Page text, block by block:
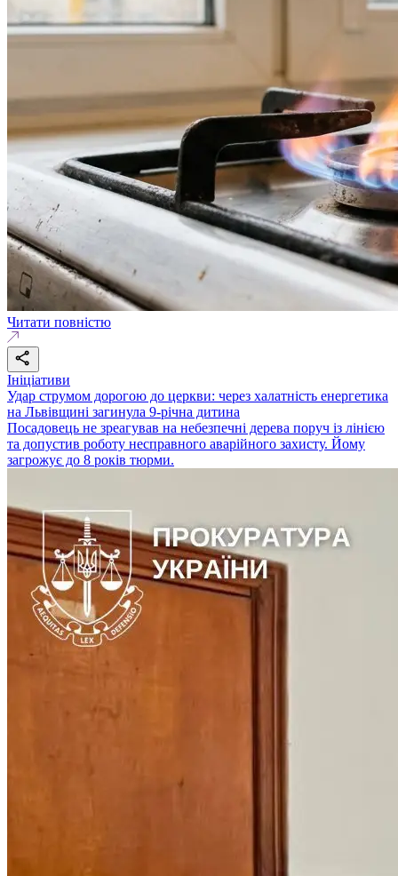
Читати повністю
Ініціативи
Удар струмом дорогою до церкви: через халатність енергетика
на Львівщині загинула 9-річна дитина
Посадовець не зреагував на небезпечні дерева поруч із лінією
та допустив роботу несправного аварійного захисту. Йому
загрожує до 8 років тюрми.